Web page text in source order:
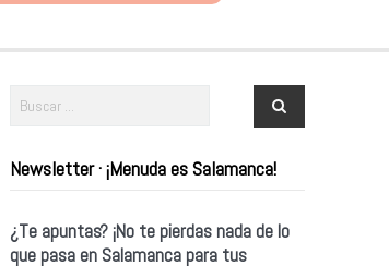
Newsletter · ¡Menuda es Salamanca!
¿Te apuntas? ¡No te pierdas nada de lo
que pasa en Salamanca para tus